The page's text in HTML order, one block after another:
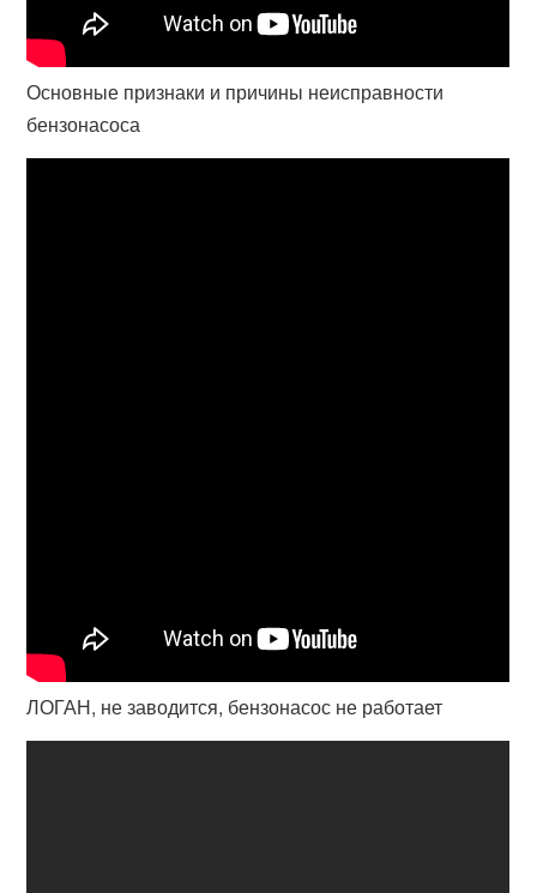
Основные признаки и причины неисправности
бензонасоса
ЛОГАН, не заводится, бензонасос не работает